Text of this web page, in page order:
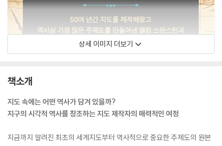
상세 이미지 더보기
책소개
지도 속에는 어떤 역사가 담겨 있을까?
지구의 시각적 역사를 창조하는 지도 제작자의 매력적인 여정
지금까지 알려진 최초의 세계지도부터 역사적으로 중요한 주제도의 원본